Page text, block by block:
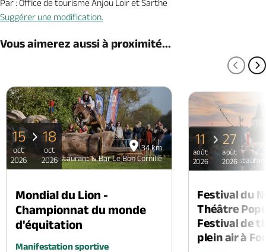
Par : Office de tourisme Anjou Loir et Sarthe
Suggérer une modification.
Vous aimerez aussi à proximité...
34 km
Restaurant & Bar Le Bon Cornillé
15
oct
2026
18
oct
2026
Mondial du Lion -
Championnat du monde
d'équitation
Manifestation sportive
11
août
2026
27
août
2026
Festival du
Théâtre
Festival de
plein air à